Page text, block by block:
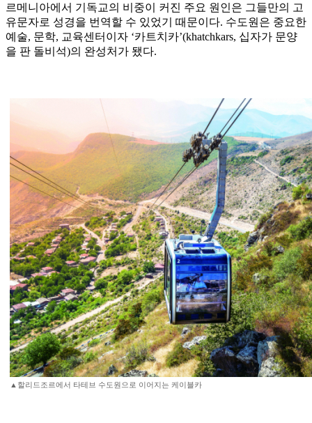
르메니아에서 기독교의 비중이 커진 주요 원인은 그들만의 고
유문자로 성경을 번역할 수 있었기 때문이다. 수도원은 중요한
예술, 문학, 교육센터이자 ‘카트치카’(khatchkars, 십자가 문양
을 판 돌비석)의 완성처가 됐다.
▲할리드조르에서 타테브 수도원으로 이어지는 케이블카